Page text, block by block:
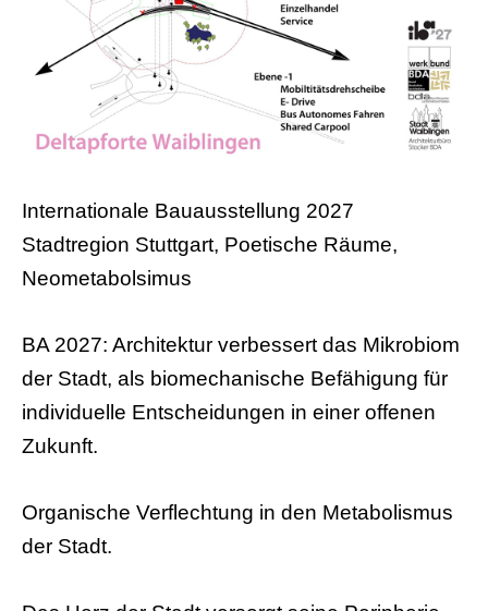
Internationale Bauausstellung 2027
Stadtregion Stuttgart, Poetische Räume,
Neometabolsimus
BA 2027: Architektur verbessert das Mikrobiom
der Stadt, als biomechanische Befähigung für
individuelle Entscheidungen in einer offenen
Zukunft.
Organische Verflechtung in den Metabolismus
der Stadt.